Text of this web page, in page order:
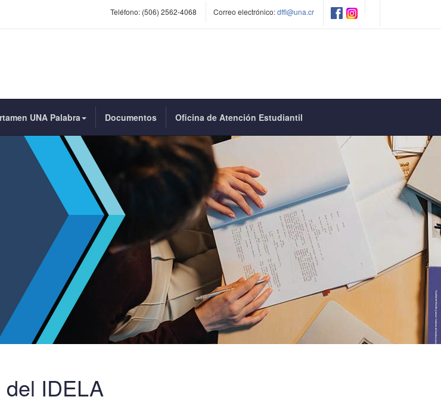
Teléfono: (506) 2562-4068 Correo electrónico:dffl@una.cr
UNA Palabra Documentos Oficina de Atención Estudiantil
IDELA